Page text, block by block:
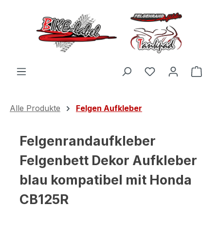
Zum Hauptinhalt springen
Du hast 0
Alle Produkte Felgen Aufkleber
Felgenrandaufkleber
Felgenbett Dekor Aufkleber
blau kompatibel mit Honda
CB125R